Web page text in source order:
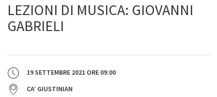
LEZIONI DI MUSICA: GIOVANNI
GABRIELI
19 SETTEMBRE 2021 ORE 09:00
CA’ GIUSTINIAN